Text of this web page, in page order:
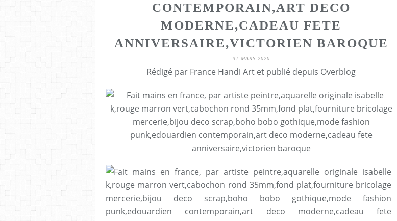
CONTEMPORAIN,ART DECO
MODERNE,CADEAU FETE
ANNIVERSAIRE,VICTORIEN BAROQUE
31 MARS 2020
Rédigé par France Handi Art et publié depuis Overblog